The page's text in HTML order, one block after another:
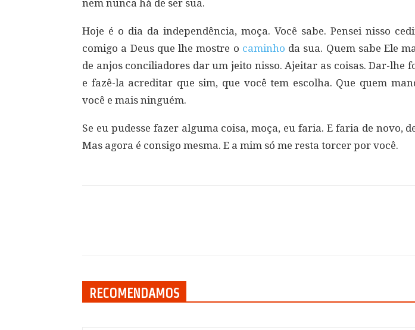
nem nunca há de ser sua.
Hoje é o dia da independência, moça. Você sabe. Pensei nisso
comigo a Deus que lhe mostre o caminho da sua. Quem sabe Ele
de anjos conciliadores dar um jeito nisso. Ajeitar as coisas. Dar-lhe
e fazê-la acreditar que sim, que você tem escolha. Que quem
você e mais ninguém.
Se eu pudesse fazer alguma coisa, moça, eu faria. E faria de novo,
Mas agora é consigo mesma. E a mim só me resta torcer por você.
RECOMENDAMOS